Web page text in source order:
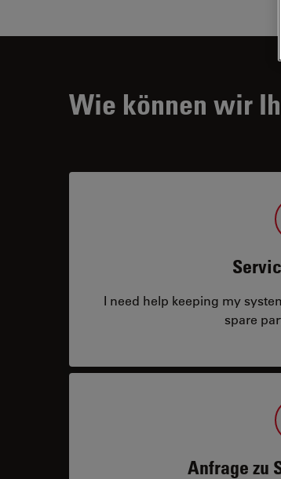
Wie können wir
I need help keeping my
spare
Anfrage zu